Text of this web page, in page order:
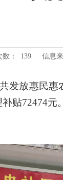
： 139 信息
发放惠民惠
补贴72474元